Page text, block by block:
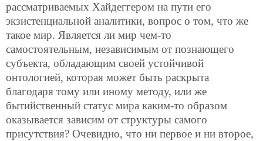
рассматриваемых Хайдеггером на пути его
экзистенциальной аналитики, вопрос о том, что же
такое мир. Является ли мир чем-то
самостоятельным, независимым от познающего
субъекта, обладающим своей устойчивой
онтологией, которая может быть раскрыта
благодаря тому или иному методу, или же
бытийственный статус мира каким-то образом
оказывается зависим от структуры самого
присутствия? Очевидно, что ни первое и ни второе,